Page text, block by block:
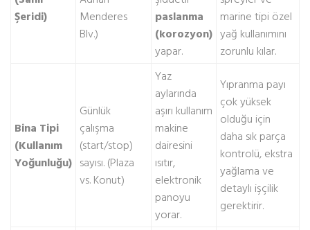
Şeridi)
Menderes
Blv.)
paslanma
(korozyon)
yapar.
marine tipi özel
yağ kullanımını
zorunlu kılar.
Bina Tipi
(Kullanım
Yoğunluğu)
Günlük
çalışma
(start/stop)
sayısı. (Plaza
vs. Konut)
Yaz
aylarında
aşırı kullanım
makine
dairesini
ısıtır,
elektronik
panoyu
yorar.
Yıpranma payı
çok yüksek
olduğu için
daha sık parça
kontrolü, ekstra
yağlama ve
detaylı işçilik
gerektirir.